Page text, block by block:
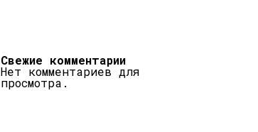
Свежие комментарии
Нет комментариев для
просмотра.